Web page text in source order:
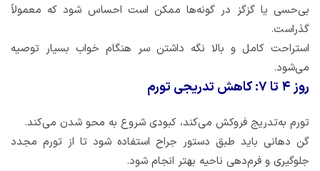
بی‌حسی یا گزگز در گونه‌ها ممکن است احساس شود که معمولاً
گذراست.
استراحت کامل و بالا نگه داشتن سر هنگام خواب بسیار توصیه
می‌شود.
روز ۴ تا ۷: کاهش تدریجی تورم
تورم به‌تدریج فروکش می‌کند، کبودی شروع به محو شدن می‌کند.
گن دهانی باید طبق دستور جراح استفاده شود تا از تورم مجدد
جلوگیری و فرم‌دهی ناحیه بهتر انجام شود.